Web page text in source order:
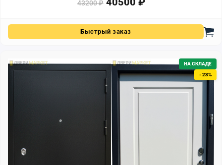
43200₽ Первоначальная цена
Текущая цена: 40500 ₽.
Быстрый заказ
НА СКЛАДЕ
- 23%